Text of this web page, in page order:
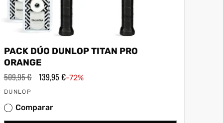
PACK DÚO DUNLOP TITAN PRO
ORANGE
Precio
habitual
509,95 € Precio
de
139,95 €-72%
Proveedor:
DUNLOP
Comparar